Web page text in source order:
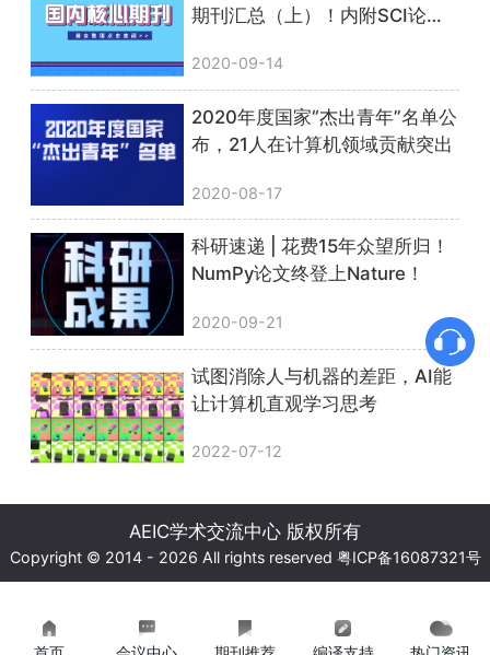
期刊汇总（上）！内附SCI论文
2020-09-14
2020年度国家“杰出青年”名单公
布，21人在计算机领域贡献突出
2020-08-17
科研速递 | 花费15年众望所归！
NumPy论文终登上Nature！
2020-09-21
试图消除人与机器的差距，AI能
让计算机直观学习思考
2022-07-12
AEIC学术交流中心 版权所有
Copyright © 2014 - 2026 All rights reserved 粤ICP备16087321号